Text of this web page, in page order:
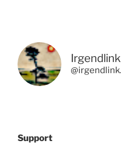
Irgendlink
Support